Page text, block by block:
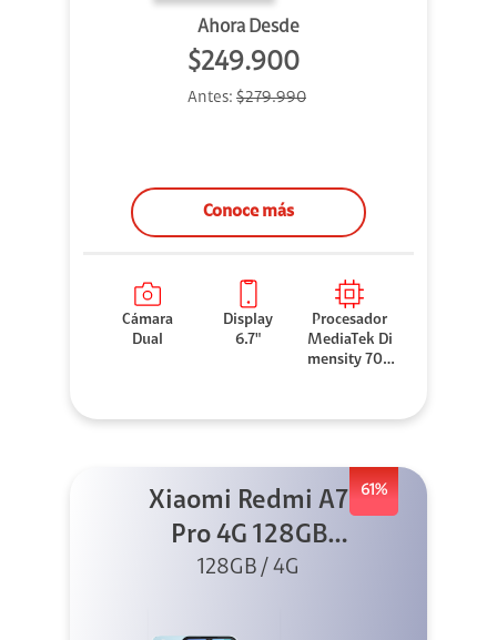
Ahora Desde
$249.900
Antes: $279.990
Conoce más
Cámara
Dual
Display
6.7"
Procesador
MediaTek Di
mensity 706
61%
Xiaomi Redmi A7
Pro 4G 128GB
Azul + Cargador
128GB / 4G